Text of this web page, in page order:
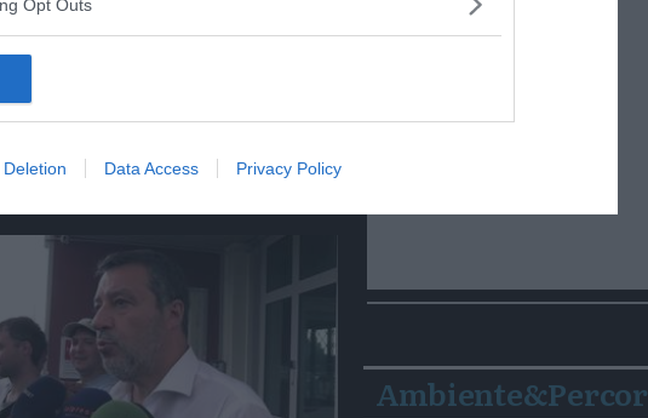
Opt Outs
Deletion Data Access Privacy Policy
su Spin Time? La